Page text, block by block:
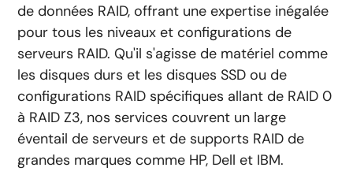
de données RAID, offrant une expertise inégalée
pour tous les niveaux et configurations de
serveurs RAID. Qu'il s'agisse de matériel comme
les disques durs et les disques SSD ou de
configurations RAID spécifiques allant de RAID 0
à RAID Z3, nos services couvrent un large
éventail de serveurs et de supports RAID de
grandes marques comme HP, Dell et IBM.